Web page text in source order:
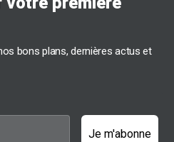
bons plans, dernières actus et
Je m'abonne